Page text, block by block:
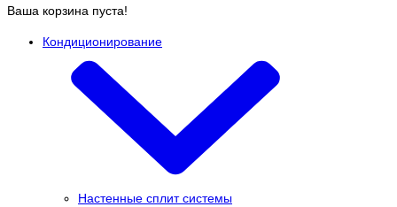
Ваша корзина пуста!
Кондиционирование
Настенные сплит системы